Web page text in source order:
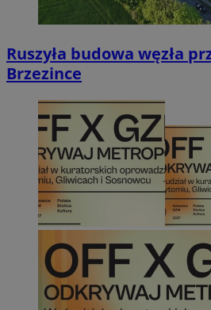
Ruszyła budowa węzła
Brzezince